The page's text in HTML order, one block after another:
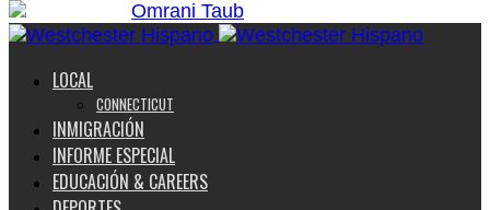
LOCAL
CONNECTICUT
INMIGRACIÓN
INFORME ESPECIAL
EDUCACIÓN & CAREERS